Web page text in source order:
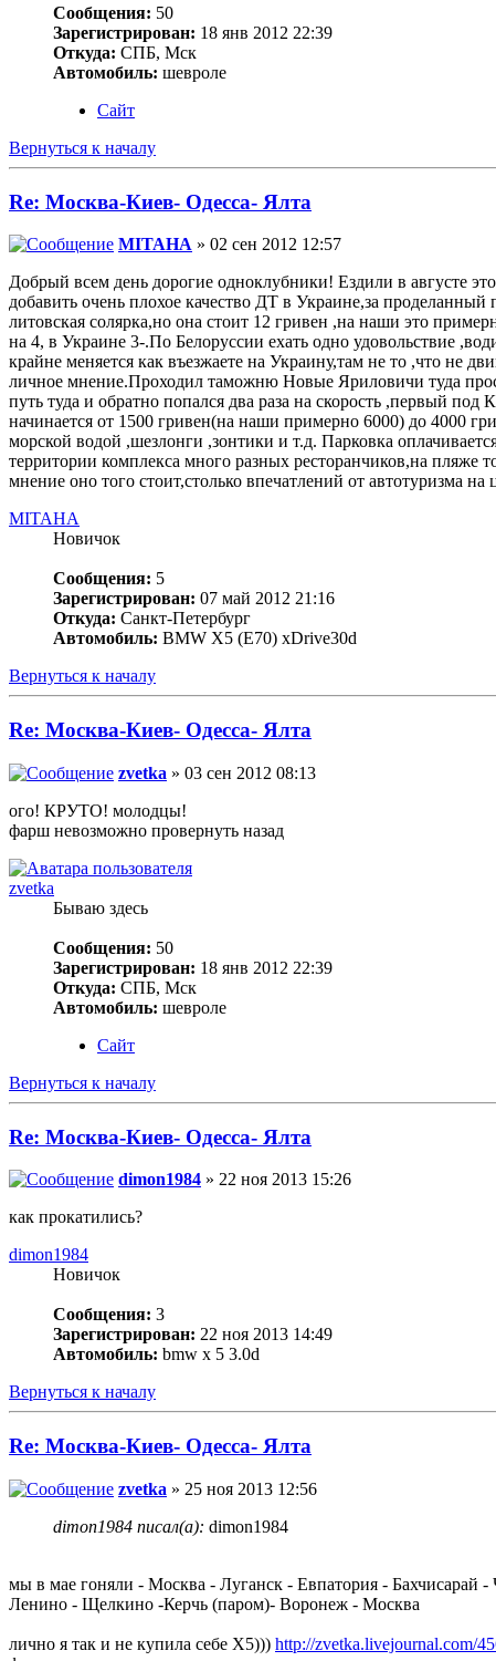
Сообщения: 50
Зарегистрирован: 18 янв 2012 22:39
Откуда: СПБ, Мск
Автомобиль: шевроле
Сайт
Вернуться к началу
Re: Москва-Киев- Одесса- Ялта
MITAHA » 02 сен 2012 12:57
Добрый всем день дорогие одноклубники! Ездили в августе
добавить очень плохое качество ДТ в Украине,за
литовская солярка,но она стоит 12 гривен ,на наши это
на 4, в Украине 3-.По Белоруссии ехать одно удовольствие
крайне меняется как въезжаете на Украину,там не то ,что не
личное мнение.Проходил таможню Новые Яриловичи туда
путь туда и обратно попался два раза на скорость ,первый
начинается от 1500 гривен(на наши примерно 6000) до 4000
морской водой ,шезлонги ,зонтики и т.д. Парковка
территории комплекса много разных ресторанчиков,на пляже
мнение оно того стоит,столько впечатлений от автотуризма
MITAHA
Новичок
Сообщения: 5
Зарегистрирован: 07 май 2012 21:16
Откуда: Санкт-Петербург
Автомобиль: BMW X5 (E70) xDrive30d
Вернуться к началу
Re: Москва-Киев- Одесса- Ялта
zvetka » 03 сен 2012 08:13
ого! КРУТО! молодцы!
фарш невозможно провернуть назад
zvetka
Бываю здесь
Сообщения: 50
Зарегистрирован: 18 янв 2012 22:39
Откуда: СПБ, Мск
Автомобиль: шевроле
Сайт
Вернуться к началу
Re: Москва-Киев- Одесса- Ялта
dimon1984 » 22 ноя 2013 15:26
как прокатились?
dimon1984
Новичок
Сообщения: 3
Зарегистрирован: 22 ноя 2013 14:49
Автомобиль: bmw x 5 3.0d
Вернуться к началу
Re: Москва-Киев- Одесса- Ялта
zvetka » 25 ноя 2013 12:56
dimon1984 писал(а): dimon1984
мы в мае гоняли - Москва - Луганск - Евпатория - Бахчисарай
Ленино - Щелкино -Керчь (паром)- Воронеж - Москва
лично я так и не купила себе Х5))) http://zvetka.livejournal.com/